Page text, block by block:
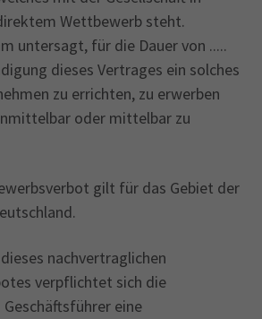
Wettbewerb steht.
untersagt, für die Dauer von .....
dieses Vertrages ein solches
zu errichten, zu erwerben
oder mittelbar zu
gilt für das Gebiet der
nachvertraglichen
verpflichtet sich die
eine